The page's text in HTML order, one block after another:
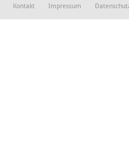
Kontakt Impressum